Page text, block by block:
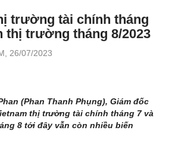
trường tài chính tháng
thị trường tháng 8/2023
26/07/2023
(Phan Thanh Phụng), Giám đốc
thị trường tài chính tháng 7 và
8 tới đây vẫn còn nhiều biến